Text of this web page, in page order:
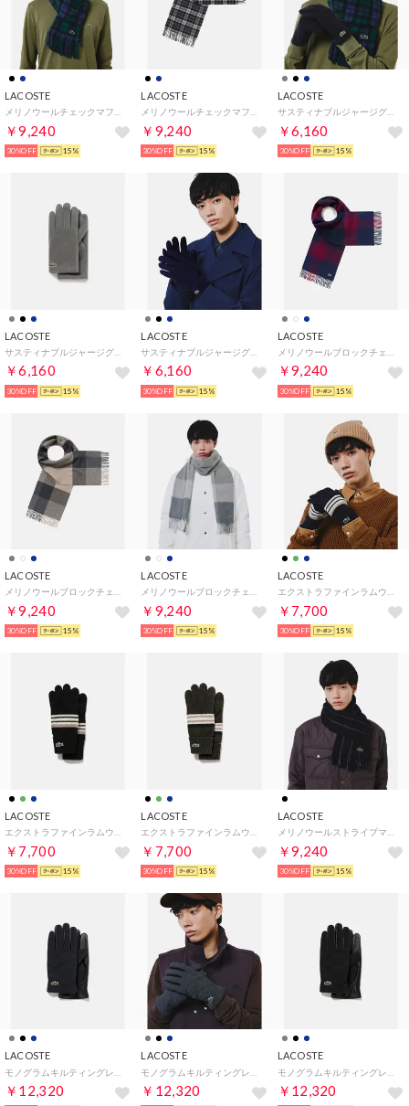
LACOSTE
メリノウールチェックマフラー （ネイビー）
￥9,240
30%OFF 15%
LACOSTE
メリノウールチェックマフラー （ブラック）
￥9,240
30%OFF 15%
LACOSTE
サスティナブルジャージグローブ （ブラック）
￥6,160
30%OFF 15%
LACOSTE
￥6,160
30%OFF 15%
LACOSTE
￥6,160
30%OFF 15%
LACOSTE
￥9,240
30%OFF 15%
LACOSTE
メリノウールブロックチェックマフラー （チャコール）
￥9,240
30%OFF 15%
LACOSTE
メリノウールブロックチェックマフラー （ホワイト）
￥9,240
30%OFF 15%
LACOSTE
エクストラファインラムウールボーダーニットグローブ （ネイビー）
￥7,700
30%OFF 15%
LACOSTE
￥7,700
30%OFF 15%
LACOSTE
￥7,700
30%OFF 15%
LACOSTE
￥9,240
30%OFF 15%
LACOSTE
￥12,320
LACOSTE
￥12,320
LACOSTE
￥12,320